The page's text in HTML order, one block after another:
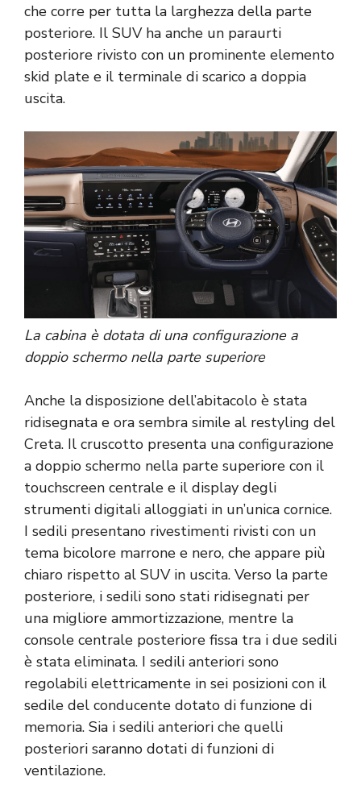
che corre per tutta la larghezza della parte
posteriore. Il SUV ha anche un paraurti
posteriore rivisto con un prominente elemento
skid plate e il terminale di scarico a doppia
uscita.
La cabina è dotata di una configurazione a
doppio schermo nella parte superiore
Anche la disposizione dell’abitacolo è stata
ridisegnata e ora sembra simile al restyling del
Creta. Il cruscotto presenta una configurazione
a doppio schermo nella parte superiore con il
touchscreen centrale e il display degli
strumenti digitali alloggiati in un’unica cornice.
I sedili presentano rivestimenti rivisti con un
tema bicolore marrone e nero, che appare più
chiaro rispetto al SUV in uscita. Verso la parte
posteriore, i sedili sono stati ridisegnati per
una migliore ammortizzazione, mentre la
console centrale posteriore fissa tra i due sedili
è stata eliminata. I sedili anteriori sono
regolabili elettricamente in sei posizioni con il
sedile del conducente dotato di funzione di
memoria. Sia i sedili anteriori che quelli
posteriori saranno dotati di funzioni di
ventilazione.